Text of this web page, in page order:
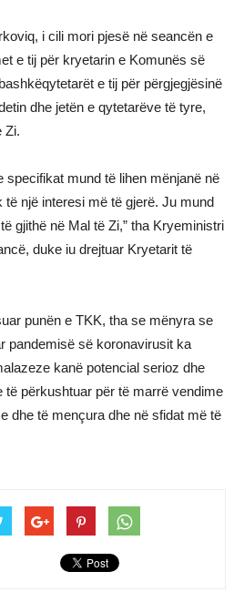
i cili mori pjesë në seancën e
e tij për kryetarin e Komunës së
e tij për përgjegjësinë
dhe jetën e qytetarëve të tyre,
Zi.
specifikat mund të lihen mënjanë në
të një interesi më të gjerë. Ju mund
gjithë në Mal të Zi,” tha Kryeministri
duke iu drejtuar Kryetarit të
punën e TKK, tha se mënyra se
pandemisë së koronavirusit ka
kanë potencial serioz dhe
të përkushtuar për të marrë vendime
dhe të mençura dhe në sfidat më të